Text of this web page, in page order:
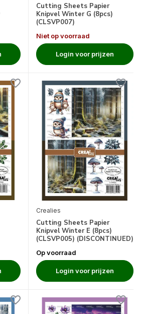
Cutting Sheets Papier
Knipvel Winter G (8pcs)
(CLSVP007)
Niet op voorraad
Login voor prijzen
Crealies
Cutting Sheets Papier
Knipvel Winter E (8pcs)
(CLSVP005) (DISCONTINUED)
Op voorraad
Login voor prijzen